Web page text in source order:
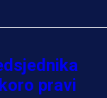
pravi